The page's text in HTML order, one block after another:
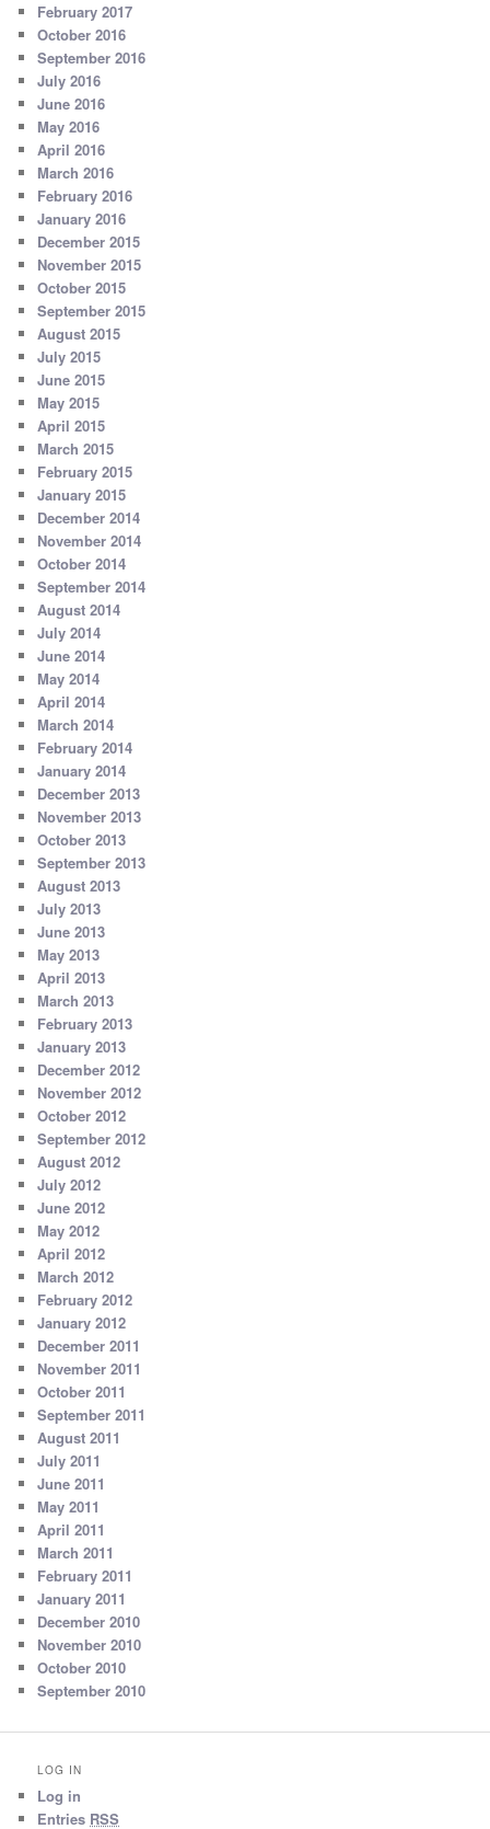
February 2017
October 2016
September 2016
July 2016
June 2016
May 2016
April 2016
March 2016
February 2016
January 2016
December 2015
November 2015
October 2015
September 2015
August 2015
July 2015
June 2015
May 2015
April 2015
March 2015
February 2015
January 2015
December 2014
November 2014
October 2014
September 2014
August 2014
July 2014
June 2014
May 2014
April 2014
March 2014
February 2014
January 2014
December 2013
November 2013
October 2013
September 2013
August 2013
July 2013
June 2013
May 2013
April 2013
March 2013
February 2013
January 2013
December 2012
November 2012
October 2012
September 2012
August 2012
July 2012
June 2012
May 2012
April 2012
March 2012
February 2012
January 2012
December 2011
November 2011
October 2011
September 2011
August 2011
July 2011
June 2011
May 2011
April 2011
March 2011
February 2011
January 2011
December 2010
November 2010
October 2010
September 2010
LOG IN
Log in
Entries RSS